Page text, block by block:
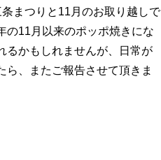
まつりと11月のお取り越しで
の11月以来のポッポ焼きにな
るかもしれませんが、日常が
ら、またご報告させて頂きま